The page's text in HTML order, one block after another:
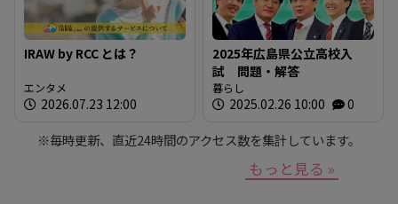
IRAW by RCC とは？
エンタメ
2026.07.23 12:00
2025年広島県公立高校入
試 問題・解答
暮らし
2025.02.26 10:00 0
※毎時更新、直近24時間のアクセス数を集計しています。
もっと見る »